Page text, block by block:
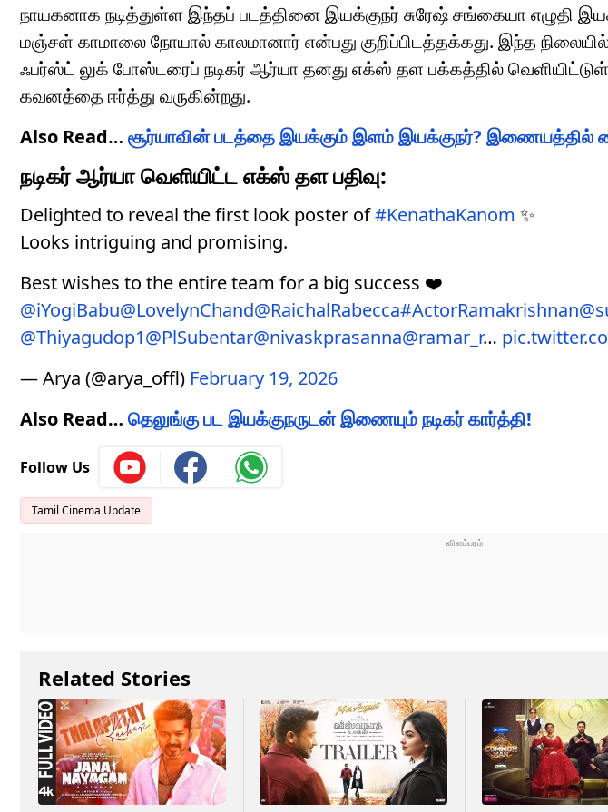
நாயகனாக நடித்துள்ள இந்தப் படத்தினை இயக்குநர் சுரேஷ் சங்கையா எழுதி
மஞ்சள் காமாலை நோயால் காலமானார் என்பது குறிப்பிடத்தக்கது. இந்த
ஃபர்ஸ்ட் லுக் போஸ்டரைப் நடிகர் ஆர்யா தனது எக்ஸ் தள பக்கத்தில்
கவனத்தை ஈர்த்து வருகின்றது.
Also Read… சூர்யாவின் படத்தை இயக்கும் இளம் இயக்குநர்? இணையத்தில்
நடிகர் ஆர்யா வெளியிட்ட எக்ஸ் தள பதிவு:
Delighted to reveal the first look poster of#KenathaKanom ✨
Looks intriguing and promising.
Best wishes to the entire team for a big success ❤️
@iYogiBabu@LovelynChand@RaichalRabecca#ActorRamakrishnan
@Thiyagudop1@PlSubentar@nivaskprasanna@ramar_r…
— Arya (@arya_offl) February 19, 2026
Also Read… தெலுங்கு பட இயக்குநருடன் இணையும் நடிகர் கார்த்தி!
Follow Us
Tamil Cinema Update
Related Stories